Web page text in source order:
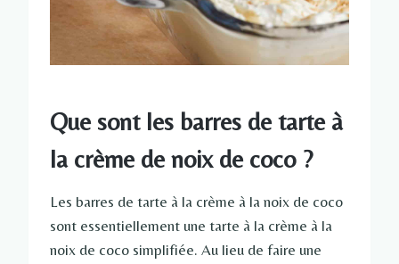
Que sont les barres de tarte à
la crème de noix de coco ?
Les barres de tarte à la crème à la noix de coco
sont essentiellement une tarte à la crème à la
noix de coco simplifiée. Au lieu de faire une